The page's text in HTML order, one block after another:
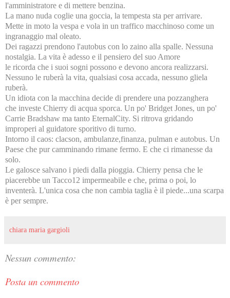
l'amministratore e di mettere benzina.
La mano nuda coglie una goccia, la tempesta sta per arrivare.
Mette in moto la vespa e vola in un traffico macchinoso come un
ingranaggio mal oleato.
Dei ragazzi prendono l'autobus con lo zaino alla spalle. Nessuna
nostalgia. La vita è adesso e il pensiero del suo Amore
le ricorda che i suoi sogni possono e devono ancora realizzarsi.
Nessuno le ruberà la vita, qualsiasi cosa accada, nessuno gliela
ruberà.
Un idiota con la macchina decide di prendere una pozzanghera
che investe Chierry di acqua sporca. Un po' Bridget Jones, un po'
Carrie Bradshaw ma tanto EternalCity. Si ritrova gridando
improperi al guidatore sporitivo di turno.
Intorno il caos: clacson, ambulanze,finanza, pulman e autobus. Un
Paese che pur camminando rimane fermo. E che ci rimanesse da
solo.
Le galosce salvano i piedi dalla pioggia. Chierry pensa che le
piacerebbe un Tacco12 impermeabile e che, prima o poi, lo
inventerà. L'unica cosa che non cambia taglia è il piede...una scarpa
è per sempre.
chiara maria gargioli
Nessun commento:
Posta un commento